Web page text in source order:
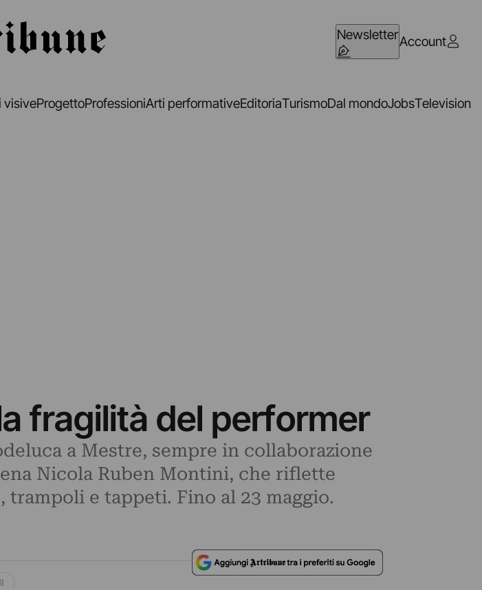
NewsletterAccount
visiveProgettoProfessioniArti performativeEditoriaTurismoDal mondoJobsTelevision
fragilità del performer
a Mestre, sempre in collaborazione
Nicola Ruben Montini, che riflette
e tappeti. Fino al 23 maggio.